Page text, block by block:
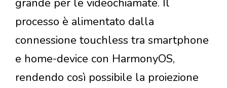
grande per le videochiamate. Il
processo è alimentato dalla
connessione touchless tra smartphone
e home-device con HarmonyOS,
rendendo così possibile la proiezione